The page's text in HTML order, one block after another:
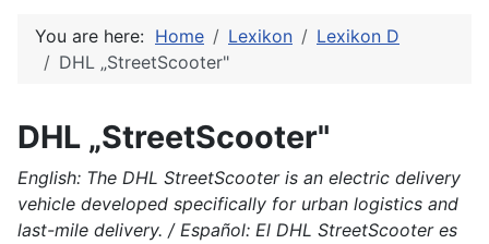
You are here: Home Lexikon
Lexikon D
DHL „StreetScooter"
DHL „StreetScooter"
English: The DHL StreetScooter is an electric delivery
vehicle developed specifically for urban logistics and
last-mile delivery. / Español: El DHL StreetScooter es